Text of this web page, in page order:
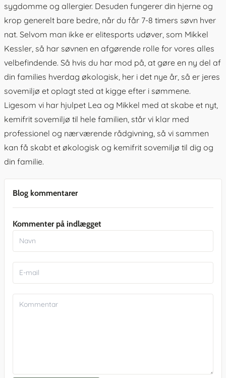
sygdomme og allergier. Desuden fungerer din hjerne og
krop generelt bare bedre, når du får 7-8 timers søvn hver
nat. Selvom man ikke er elitesports udøver, som Mikkel
Kessler, så har søvnen en afgørende rolle for vores alles
velbefindende. Så hvis du har mod på, at gøre en ny del af
din families hverdag økologisk, her i det nye år, så er jeres
sovemiljø et oplagt sted at kigge efter i sømmene.
Ligesom vi har hjulpet Lea og Mikkel med at skabe et nyt,
kemifrit sovemiljø til hele familien, står vi klar med
professionel og nærværende rådgivning, så vi sammen
kan få skabt et økologisk og kemifrit sovemiljø til dig og
din familie.
Blog kommentarer
Kommenter på indlægget